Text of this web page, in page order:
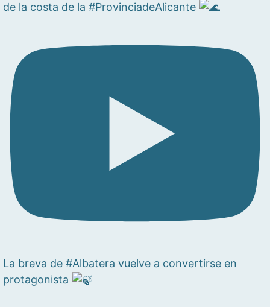
de la costa de la #ProvinciadeAlicante
La breva de #Albatera vuelve a convertirse en
protagonista